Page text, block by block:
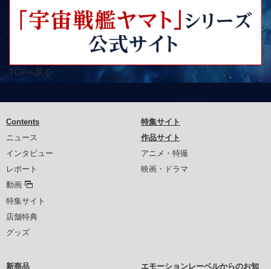
TOPへ戻る
Contents
ニュース
インタビュー
レポート
動画
特集サイト
店舗特典
グッズ
特集サイト
作品サイト
アニメ・特撮
映画・ドラマ
新商品 エモーションレーベルからのお知